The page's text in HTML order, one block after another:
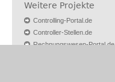
Weitere Projekte
Controlling-Portal.de
Controller-Stellen.de
Rechnungswesen-Portal.de